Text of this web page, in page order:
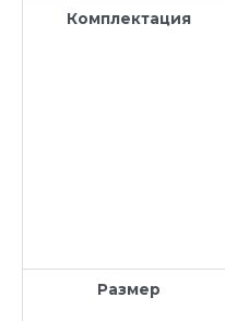
Комплектация
Размер